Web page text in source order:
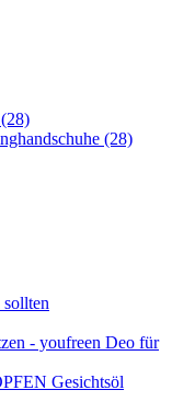
(28)
sollten
- youfreen Deo für
Gesichtsöl